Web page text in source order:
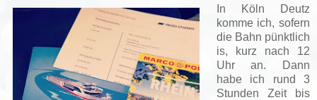
In Köln Deutz
komme ich, sofern
die Bahn pünktlich
is, kurz nach 12
Uhr an. Dann
habe ich rund 3
Stunden Zeit bis